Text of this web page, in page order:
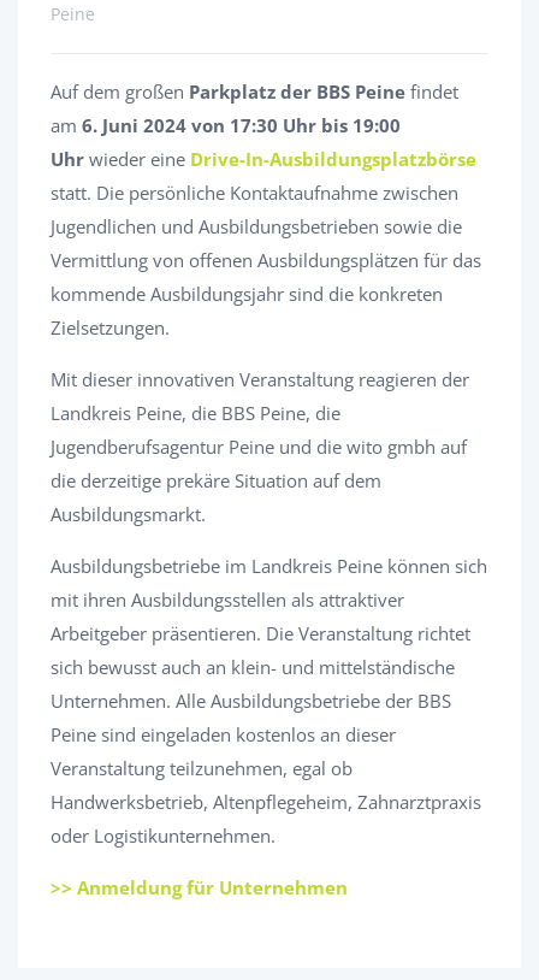
Peine
Auf dem großen Parkplatz der BBS Peine findet
am 6. Juni 2024 von 17:30 Uhr bis 19:00
Uhr wieder eine Drive-In-Ausbildungsplatzbörse
statt. Die persönliche Kontaktaufnahme zwischen
Jugendlichen und Ausbildungsbetrieben sowie die
Vermittlung von offenen Ausbildungsplätzen für das
kommende Ausbildungsjahr sind die konkreten
Zielsetzungen.
Mit dieser innovativen Veranstaltung reagieren der
Landkreis Peine, die BBS Peine, die
Jugendberufsagentur Peine und die wito gmbh auf
die derzeitige prekäre Situation auf dem
Ausbildungsmarkt.
Ausbildungsbetriebe im Landkreis Peine können sich
mit ihren Ausbildungsstellen als attraktiver
Arbeitgeber präsentieren. Die Veranstaltung richtet
sich bewusst auch an klein- und mittelständische
Unternehmen. Alle Ausbildungsbetriebe der BBS
Peine sind eingeladen kostenlos an dieser
Veranstaltung teilzunehmen, egal ob
Handwerksbetrieb, Altenpflegeheim, Zahnarztpraxis
oder Logistikunternehmen.
>> Anmeldung für Unternehmen